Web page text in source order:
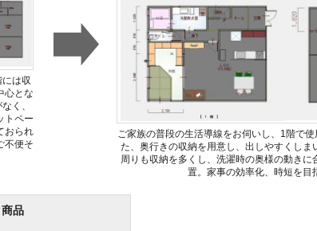
は収
心とな
く、
トペー
おられ
不便そ
ご家族の普段の生活導線をお伺いし、1階で
た、奥行きの収納を用意し、出しやすくしま
周りも収納を多くし、洗濯時の奥様の動きに
置。家事の効率化、時短を目
品